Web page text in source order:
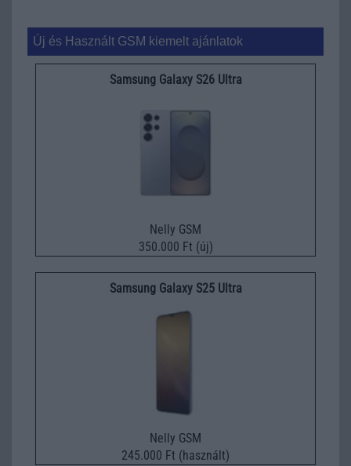
Új és Használt GSM kiemelt ajánlatok
Samsung Galaxy S26 Ultra
Nelly GSM
350.000 Ft (új)
Samsung Galaxy S25 Ultra
Nelly GSM
245.000 Ft (használt)